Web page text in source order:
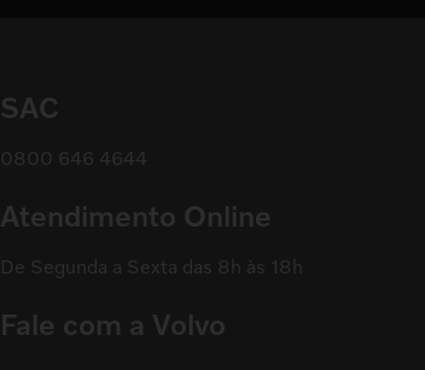
SAC
0800 646 4644
Atendimento Online
De Segunda a Sexta das 8h às 18h
Fale com a Volvo